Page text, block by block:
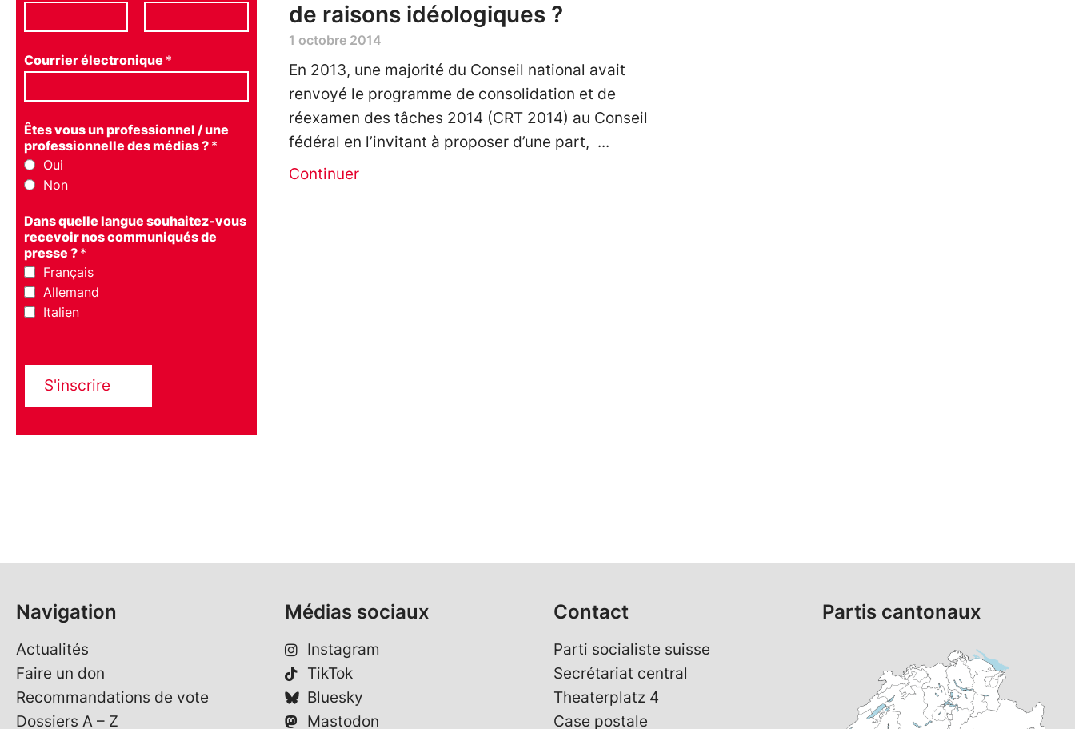
Courrier électronique *
Êtes vous un professionnel / une
professionnelle des médias ? *
Oui
Non
Dans quelle langue souhaitez-vous
recevoir nos communiqués de
presse ? *
Français
Allemand
Italien
S'inscrire
de raisons idéologiques ?
1 octobre 2014
En 2013, une majorité du Conseil national avait
renvoyé le programme de consolidation et de
réexamen des tâches 2014 (CRT 2014) au Conseil
fédéral en l’invitant à proposer d’une part,
Continuer
Navigation
Actualités
Faire un don
Recommandations de vote
Dossiers A – Z
Médias sociaux
Instagram
TikTok
Bluesky
Mastodon
Contact
Parti socialiste suisse
Secrétariat central
Theaterplatz 4
Case postale
Partis cantonaux